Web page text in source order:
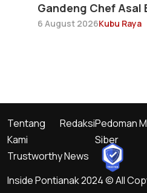
Gandeng Chef Asal
6 August 2026Kubu Raya
Inside Pontianak 2024 © All
Trustworthy News
Tentang
Kami
RedaksiPedoman
Siber